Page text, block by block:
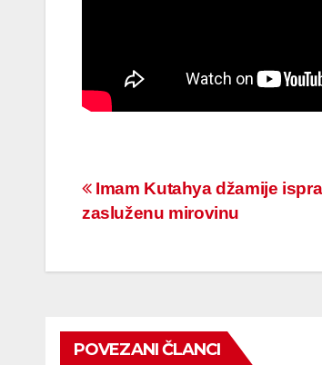
Navigacija
Imam Kutahya džamije
zasluženu mirovinu
POVEZANI ČLANCI